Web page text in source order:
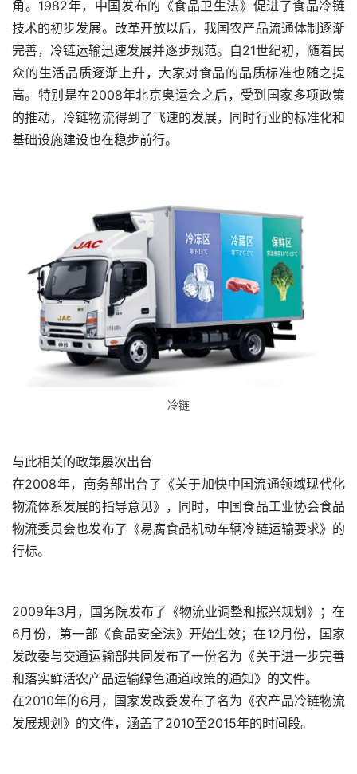
角。1982年，中国发布的《食品卫生法》促进了食品冷链
技术的初步发展。改革开放以后，我国农产品流通体制逐渐
完善，冷链运输迅速发展并逐步规范。自21世纪初，随着民
众的生活品质逐渐上升，大家对食品的品质标准也随之提
高。特别是在2008年北京奥运会之后，受到国家多项政策
的推动，冷链物流得到了飞速的发展，同时行业的标准化和
基础设施建设也在稳步前行。
冷链
与此相关的政策屡次出台
在2008年，商务部出台了《关于加快中国流通领域现代化
物流体系发展的指导意见》，同时，中国食品工业协会食品
物流委员会也发布了《易腐食品机动车辆冷链运输要求》的
行标。
2009年3月，国务院发布了《物流业调整和振兴规划》；在
6月份，第一部《食品安全法》开始生效；在12月份，国家
发改委与交通运输部共同发布了一份名为《关于进一步完善
和落实鲜活农产品运输绿色通道政策的通知》的文件。
在2010年的6月，国家发改委发布了名为《农产品冷链物流
发展规划》的文件，涵盖了2010至2015年的时间段。